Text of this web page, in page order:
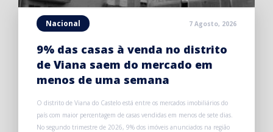
Nacional 7 Agosto, 2026
9% das casas à venda no distrito
de Viana saem do mercado em
menos de uma semana
O distrito de Viana do Castelo está entre os mercados imobiliários do
país com maior percentagem de casas vendidas em menos de sete dias.
No segundo trimestre de 2026, 9% dos imóveis anunciados na região